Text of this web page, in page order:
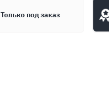
Только под заказ